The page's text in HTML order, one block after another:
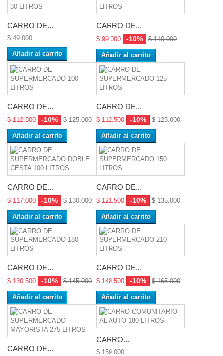
CARRO DE...
$ 49.000
Añadir al carrito
CARRO DE...
$ 99.000 -10% $ 110.000
Añadir al carrito
CARRO DE...
$ 112.500 -10% $ 125.000
Añadir al carrito
CARRO DE...
$ 112.500 -10% $ 125.000
Añadir al carrito
CARRO DE...
$ 117.000 -10% $ 130.000
Añadir al carrito
CARRO DE...
$ 121.500 -10% $ 135.000
Añadir al carrito
CARRO DE...
$ 130.500 -10% $ 145.000
Añadir al carrito
CARRO DE...
$ 148.500 -10% $ 165.000
Añadir al carrito
CARRO DE...
CARRO...
$ 159.000